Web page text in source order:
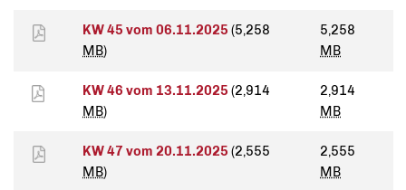
KW 45 vom 06.11.2025 (5,258
MB)
5,258
MB
KW 46 vom 13.11.2025 (2,914
MB)
2,914
MB
KW 47 vom 20.11.2025 (2,555
MB)
2,555
MB